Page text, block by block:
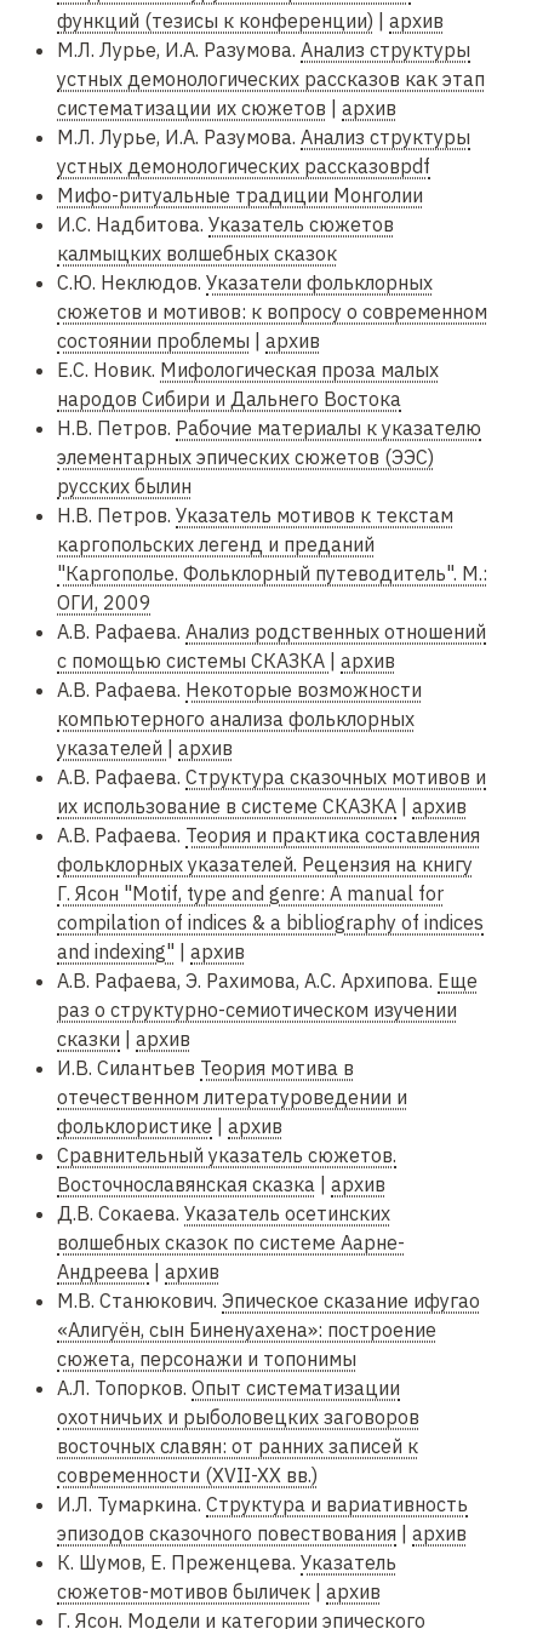
функций (тезисы к конференции)
архив
М.Л. Лурье, И.А. Разумова. Анализ структуры
устных демонологических рассказов как этап
систематизации их сюжетов
архив
М.Л. Лурье, И.А. Разумова. Анализ структуры
устных демонологических рассказовpdf
Мифо-ритуальные традиции Монголии
И.С. Надбитова. Указатель сюжетов
калмыцких волшебных сказок
С.Ю. Неклюдов. Указатели фольклорных
сюжетов и мотивов: к вопросу о современном
состоянии проблемы
архив
Е.С. Новик. Мифологическая проза малых
народов Сибири и Дальнего Востока
Н.В. Петров. Рабочие материалы к указателю
элементарных эпических сюжетов (ЭЭС)
русских былин
Н.В. Петров. Указатель мотивов к текстам
каргопольских легенд и преданий
"Каргополье. Фольклорный путеводитель". М.:
ОГИ, 2009
А.В. Рафаева. Анализ родственных отношений
с помощью системы СКАЗКА
архив
А.В. Рафаева. Некоторые возможности
компьютерного анализа фольклорных
указателей
архив
А.В. Рафаева. Структура сказочных мотивов и
их использование в системе СКАЗКА
архив
А.В. Рафаева. Теория и практика составления
фольклорных указателей. Рецензия на книгу
Г. Ясон "Motif, type and genre: A manual for
compilation of indices & a bibliography of indices
and indexing"
архив
А.В. Рафаева, Э. Рахимова, А.С. Архипова. Еще
раз о структурно-семиотическом изучении
сказки
архив
И.В. Силантьев Теория мотива в
отечественном литературоведении и
фольклористике
архив
Сравнительный указатель сюжетов.
Восточнославянская сказка
архив
Д.В. Сокаева. Указатель осетинских
волшебных сказок по системе Аарне-
Андреева
архив
М.В. Станюкович. Эпическое сказание ифугао
«Алигуён, сын Биненуахена»: построение
сюжета, персонажи и топонимы
А.Л. Топорков. Опыт систематизации
охотничьих и рыболовецких заговоров
восточных славян: от ранних записей к
современности (XVII-XX вв.)
И.Л. Тумаркина. Структура и вариативность
эпизодов сказочного повествования
архив
К. Шумов, Е. Преженцева. Указатель
сюжетов-мотивов быличек
архив
Г. Ясон. Модели и категории эпического